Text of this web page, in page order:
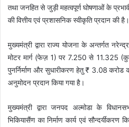
तथा जनहित से जुड़ी महत्वपूर्ण घोषणाओं के
की वित्तीय एवं प्रशासनिक स्वीकृति प्रदान की है।
मुख्यमंत्री द्वारा राज्य योजना के अन्तर्गत
मोटर मार्ग (फेज़ 1) पर 7.250 से 11.325
पुनर्निर्माण और सुधारीकरण हेतु ₹ 3.08 करोड
अनुमोदन प्रदान किया गया है।
मुख्यमंत्री द्वारा जनपद अल्मोडा के
भिकियासैंण का निर्माण कार्य एवं